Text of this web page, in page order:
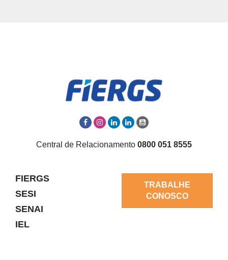
Central de Relacionamento 0800 051 8555
FIERGS
SESI
SENAI
IEL
TRABALHE
CONOSCO